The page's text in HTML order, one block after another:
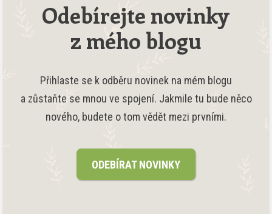
Odebírejte novinky
z mého blogu
Přihlaste se k odběru novinek na mém blogu
a zůstaňte se mnou ve spojení. Jakmile tu bude něco
nového, budete o tom vědět mezi prvními.
ODEBÍRAT NOVINKY